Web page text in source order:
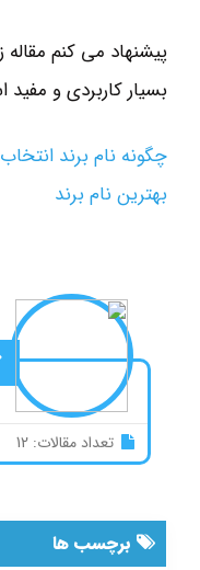
پیشنهاد می کنم
بسیار کاربردی و مفید
چگونه نام برند
بهترین نام برند
برچسب ها
تعداد مقالات: 12